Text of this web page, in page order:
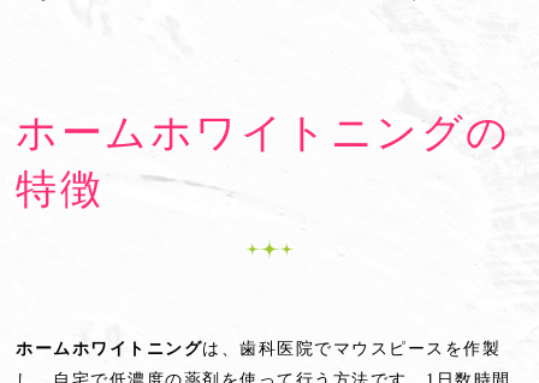
ホームホワイトニングの
特徴
ホームホワイトニングは、歯科医院でマウスピースを作製